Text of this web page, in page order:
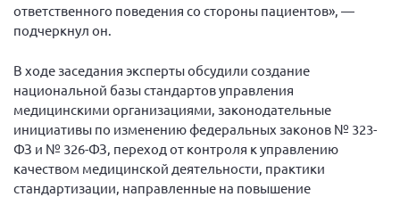
Кировская область
Краснодарский край
Красноярский край
Липецкая область
Ленинградская область
г. Москва
Московская область
ответственного поведения со стороны пациентов», —
подчеркнул он.
В ходе заседания эксперты обсудили создание
национальной базы стандартов управления
медицинскими организациями, законодательные
инициативы по изменению федеральных законов № 323-
ФЗ и № 326-ФЗ, переход от контроля к управлению
качеством медицинской деятельности, практики
стандартизации, направленные на повышение